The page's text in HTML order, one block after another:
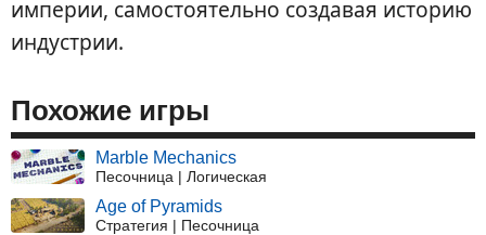
империи, самостоятельно создавая историю
индустрии.
Похожие игры
Marble Mechanics
Песочница | Логическая
Age of Pyramids
Стратегия | Песочница